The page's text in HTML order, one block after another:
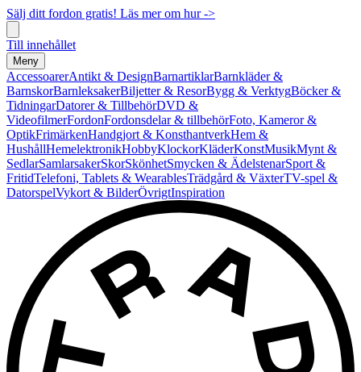
Sälj ditt fordon gratis! Läs mer om hur ->
Till innehållet
Meny
AccessoarerAntikt & DesignBarnartiklarBarnkläder &
BarnskorBarnleksakerBiljetter & ResorBygg & VerktygBöcker &
TidningarDatorer & TillbehörDVD &
VideofilmerFordonFordonsdelar & tillbehörFoto, Kameror &
OptikFrimärkenHandgjort & KonsthantverkHem &
HushållHemelektronikHobbyKlockorKläderKonstMusikMynt &
SedlarSamlarsakerSkorSkönhetSmycken & ÄdelstenarSport &
FritidTelefoni, Tablets & WearablesTrädgård & VäxterTV-spel &
DatorspelVykort & BilderÖvrigtInspiration